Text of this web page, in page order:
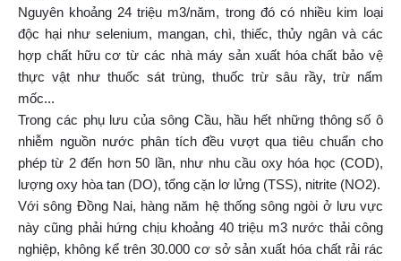
Nguyên khoảng 24 triệu m3/năm, trong đó có nhiều kim loại
độc hại như selenium, mangan, chì, thiếc, thủy ngân và các
hợp chất hữu cơ từ các nhà máy sản xuất hóa chất bảo vệ
thực vật như thuốc sát trùng, thuốc trừ sâu rầy, trừ nấm
mốc...
Trong các phụ lưu của sông Cầu, hầu hết những thông số ô
nhiễm nguồn nước phân tích đều vượt qua tiêu chuẩn cho
phép từ 2 đến hơn 50 lần, như nhu cầu oxy hóa học (COD),
lượng oxy hòa tan (DO), tổng cặn lơ lửng (TSS), nitrite (NO2).
Với sông Đồng Nai, hàng năm hệ thống sông ngòi ở lưu vực
này cũng phải hứng chịu khoảng 40 triệu m3 nước thải công
nghiệp, không kể trên 30.000 cơ sở sản xuất hóa chất rải rác